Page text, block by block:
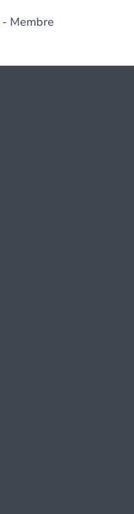
- Membre